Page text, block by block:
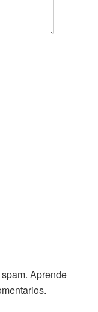
spam.Aprende